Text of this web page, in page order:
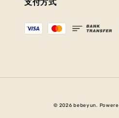
支付方式
© 2026 bebeyun.